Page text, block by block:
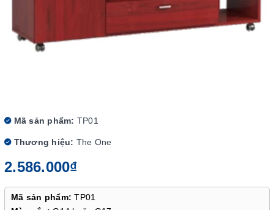
Mã sản phẩm: TP01
Thương hiệu: The One
2.586.000₫
Mã sản phẩm:TP01